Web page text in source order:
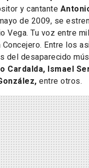
y cantante
de 2009, se
Vega. Tu voz entre mil
Entre los
del desaparecido
Cardalda, Ismael
entre otros.